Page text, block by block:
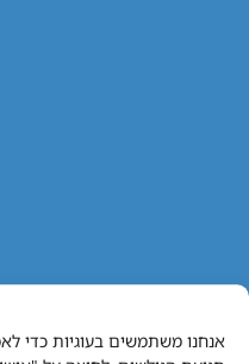
אנחנו משתמשים בעוגיות כדי